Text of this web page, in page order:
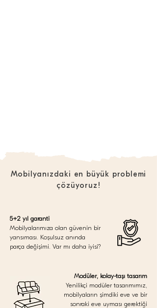
Mobilyanızdaki en büyük problemi
çözüyoruz!
5+2 yıl garanti
Mobilyalarımıza olan güvenin bir
yansıması. Koşulsuz anında
parça değişimi. Var mı daha iyisi?
Modüler, kolay-taşı tasarım
Yenilikçi modüler tasarımımız,
mobilyaların şimdiki eve ve bir
sonraki eve uyması gerektiği